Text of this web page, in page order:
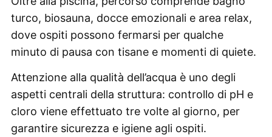
turco, biosauna, docce emozionali e area relax,
dove ospiti possono fermarsi per qualche
minuto di pausa con tisane e momenti di quiete.
Attenzione alla qualità dell’acqua è uno degli
aspetti centrali della struttura: controllo di pH e
cloro viene effettuato tre volte al giorno, per
garantire sicurezza e igiene agli ospiti.